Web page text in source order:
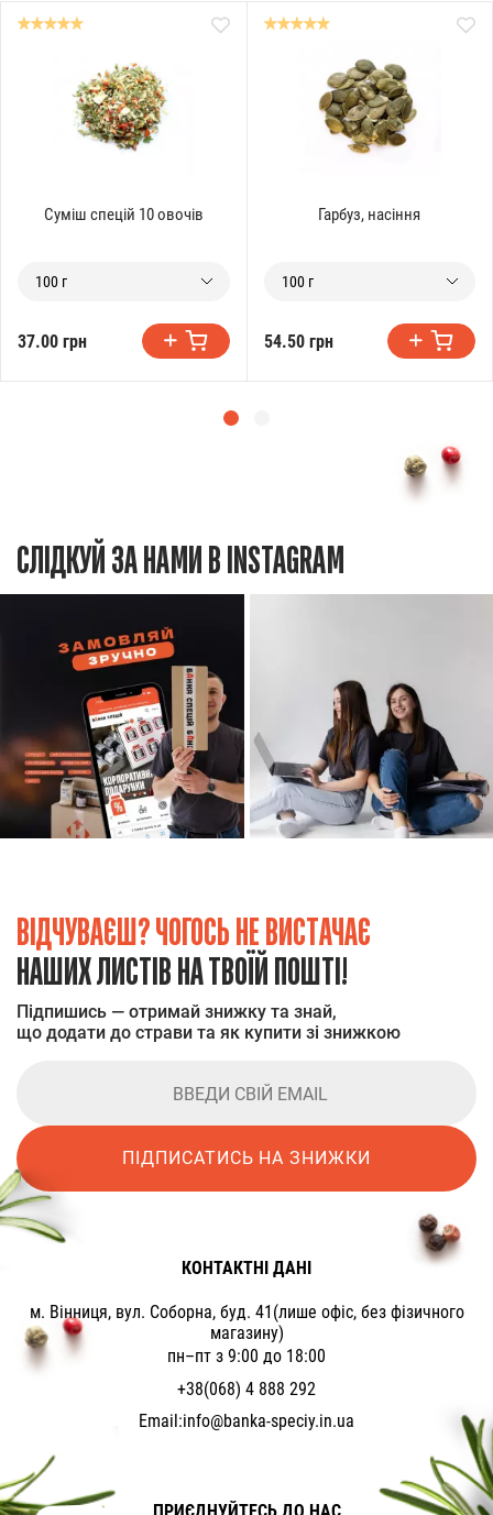
Суміш спецій 10 овочів
100 г
37.00 грн
Гарбуз, насіння
100 г
54.50 грн
СЛІДКУЙ ЗА НАМИ В INSTAGRAM
ВІДЧУВАЄШ? ЧОГОСЬ НЕ ВИСТАЧАЄ
НАШИХ ЛИСТІВ НА ТВОЇЙ ПОШТІ!
Підпишись — отримай знижку та знай,
що додати до страви та як купити зі знижкою
ПІДПИСАТИСЬ НА ЗНИЖКИ
КОНТАКТНІ ДАНІ
м. Вінниця, вул. Соборна, буд. 41(лише офіс, без фізичного
магазину)
пн–пт з 9:00 до 18:00
+38(068) 4 888 292
Email:info@banka-speciy.in.ua